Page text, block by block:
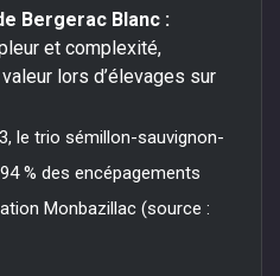
Bergerac Blanc :
et complexité,
lors d’élevages sur
le trio sémillon-sauvignon-
% des encépagements
Monbazillac (source :